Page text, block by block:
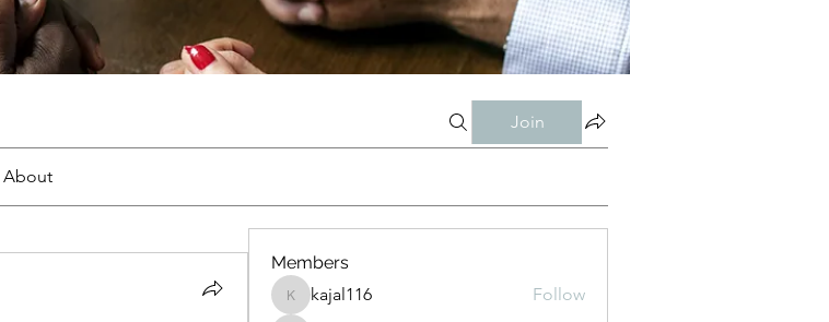
Join
About
Members
kajal116
kajal116 Follow